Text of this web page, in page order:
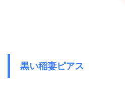
黒い稲妻ピアス